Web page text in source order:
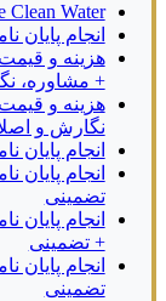
Clean Water
انجام پایان
هزینه و
+ مشاوره،
هزینه و
نگارش و
انجام
انجام
تضمینی
انجام
+ تضمینی
انجام پایان
تضمینی